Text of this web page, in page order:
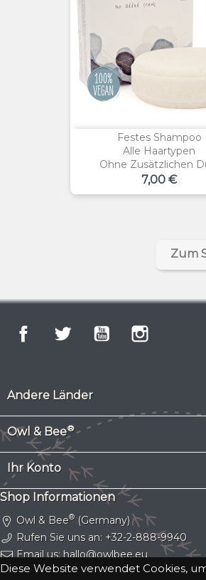
Diese Website verwendet Cookies,
Festes Shampoo
Alle Haartypen
Ohne Zusätzlichen
Preis
7,00 €
Zum
FacebookTwitter YouTube
Andere Länder
Owl & Bee®
Ihr Konto
Shop Informationen
Owl & Bee®(Germany)
Rufen Sie uns an: +32-2-888-9940
Email us: hallo@owlbee.eu